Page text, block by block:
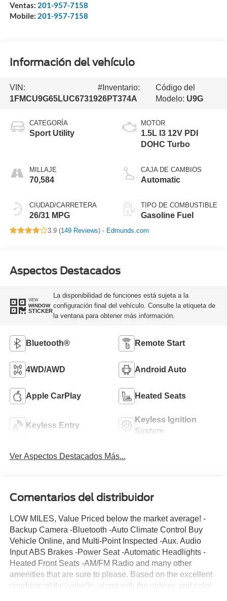
Ventas: 201-957-7158
Mobile: 201-957-7158
Información del vehículo
VIN:
1FMCU9G65LUC67319
#Inventario:
26PT374A
Código del
Modelo: U9G
CATEGORÍA
Sport Utility
MILLAJE
70,584
CIUDAD/CARRETERA
26/31 MPG
MOTOR
1.5L I3 12V PDI
DOHC Turbo
CAJA DE CAMBIOS
Automatic
TIPO DE COMBUSTIBLE
Gasoline Fuel
3.9 (149 Reviews) - Edmunds.com
Aspectos Destacados
VIEW
WINDOW
STICKER
La disponibilidad de funciones está sujeta a la
configuración final del vehículo. Consulte la etiqueta de
la ventana para obtener más información.
Bluetooth® Remote Start
4WD/AWD Android Auto
Apple CarPlay Heated Seats
Keyless Entry
Keyless Ignition
System
Ver Aspectos Destacados Más...
Comentarios del distribuidor
LOW MILES, Value Priced below the market average! -
Backup Camera -Bluetooth -Auto Climate Control Buy
Vehicle Online, and Multi-Point Inspected -Aux. Audio
Input ABS Brakes -Power Seat -Automatic Headlights -
Heated Front Seats -AM/FM Radio and many other
amenities that are sure to please. Based on the excellent
condition of this vehicle, along with the options and color,